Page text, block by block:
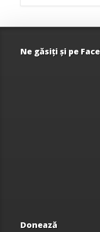
Ne găsiţi şi pe
Donează